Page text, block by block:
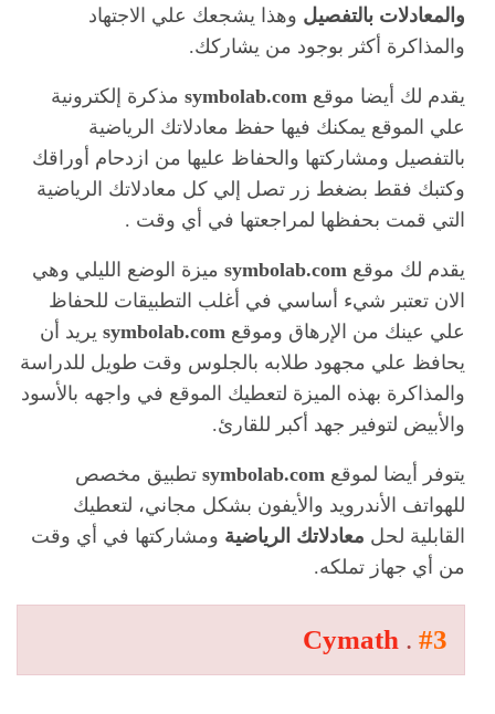
والمعادلات بالتفصيل وهذا يشجعك علي الاجتهاد
والمذاكرة أكثر بوجود من يشاركك.
يقدم لك أيضا موقع symbolab.com مذكرة إلكترونية
علي الموقع يمكنك فيها حفظ معادلاتك الرياضية
بالتفصيل ومشاركتها والحفاظ عليها من ازدحام أوراقك
وكتبك فقط بضغط زر تصل إلي كل معادلاتك الرياضية
التي قمت بحفظها لمراجعتها في أي وقت .
يقدم لك موقع symbolab.com ميزة الوضع الليلي وهي
الان تعتبر شيء أساسي في أغلب التطبيقات للحفاظ
علي عينك من الإرهاق وموقع symbolab.com يريد أن
يحافظ علي مجهود طلابه بالجلوس وقت طويل للدراسة
والمذاكرة بهذه الميزة لتعطيك الموقع في واجهه بالأسود
والأبيض لتوفير جهد أكبر للقارئ.
يتوفر أيضا لموقع symbolab.com تطبيق مخصص
للهواتف الأندرويد والأيفون بشكل مجاني، لتعطيك
القابلية لحل معادلاتك الرياضية ومشاركتها في أي وقت
من أي جهاز تملكه.
#3
.
Cymath